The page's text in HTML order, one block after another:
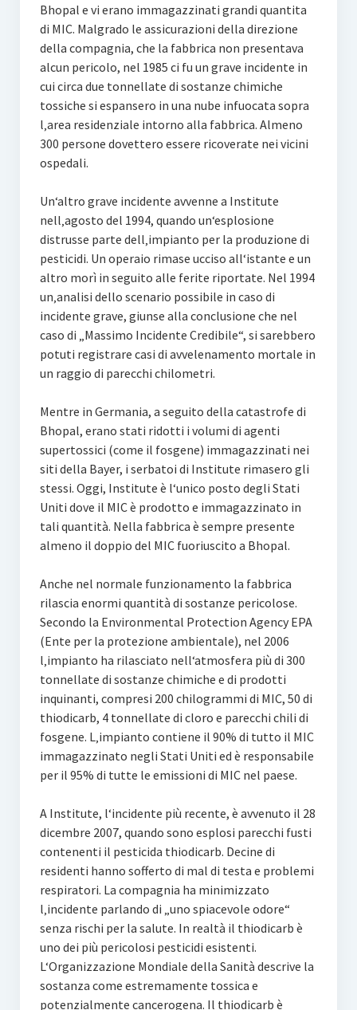
Bhopal e vi erano immagazzinati grandi quantita
di MIC. Malgrado le assicurazioni della direzione
della compagnia, che la fabbrica non presentava
alcun pericolo, nel 1985 ci fu un grave incidente in
cui circa due tonnellate di sostanze chimiche
tossiche si espansero in una nube infuocata sopra
l‚area residenziale intorno alla fabbrica. Almeno
300 persone dovettero essere ricoverate nei vicini
ospedali.
Un‘altro grave incidente avvenne a Institute
nell‚agosto del 1994, quando un‘esplosione
distrusse parte dell‚impianto per la produzione di
pesticidi. Un operaio rimase ucciso all‘istante e un
altro morì in seguito alle ferite riportate. Nel 1994
un‚analisi dello scenario possibile in caso di
incidente grave, giunse alla conclusione che nel
caso di „Massimo Incidente Credibile“, si sarebbero
potuti registrare casi di avvelenamento mortale in
un raggio di parecchi chilometri.
Mentre in Germania, a seguito della catastrofe di
Bhopal, erano stati ridotti i volumi di agenti
supertossici (come il fosgene) immagazzinati nei
siti della Bayer, i serbatoi di Institute rimasero gli
stessi. Oggi, Institute è l‘unico posto degli Stati
Uniti dove il MIC è prodotto e immagazzinato in
tali quantità. Nella fabbrica è sempre presente
almeno il doppio del MIC fuoriuscito a Bhopal.
Anche nel normale funzionamento la fabbrica
rilascia enormi quantità di sostanze pericolose.
Secondo la Environmental Protection Agency EPA
(Ente per la protezione ambientale), nel 2006
l‚impianto ha rilasciato nell‘atmosfera più di 300
tonnellate di sostanze chimiche e di prodotti
inquinanti, compresi 200 chilogrammi di MIC, 50 di
thiodicarb, 4 tonnellate di cloro e parecchi chili di
fosgene. L‚impianto contiene il 90% di tutto il MIC
immagazzinato negli Stati Uniti ed è responsabile
per il 95% di tutte le emissioni di MIC nel paese.
A Institute, l‘incidente più recente, è avvenuto il 28
dicembre 2007, quando sono esplosi parecchi fusti
contenenti il pesticida thiodicarb. Decine di
residenti hanno sofferto di mal di testa e problemi
respiratori. La compagnia ha minimizzato
l‚incidente parlando di „uno spiacevole odore“
senza rischi per la salute. In realtà il thiodicarb è
uno dei più pericolosi pesticidi esistenti.
L‘Organizzazione Mondiale della Sanità descrive la
sostanza come estremamente tossica e
potenzialmente cancerogena. Il thiodicarb è